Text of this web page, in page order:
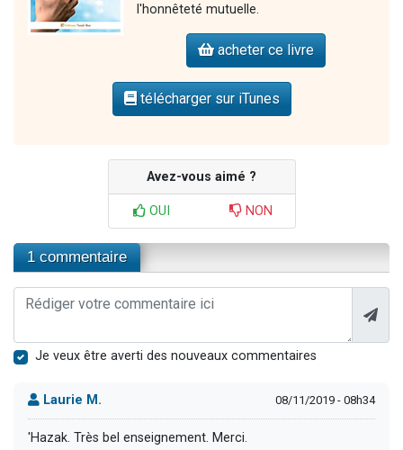
l'honnêteté mutuelle.
acheter ce livre
télécharger sur iTunes
Avez-vous aimé ?
OUI NON
1 commentaire
Je veux être averti des nouveaux commentaires
Laurie M. 08/11/2019 - 08h34
'Hazak. Très bel enseignement. Merci.